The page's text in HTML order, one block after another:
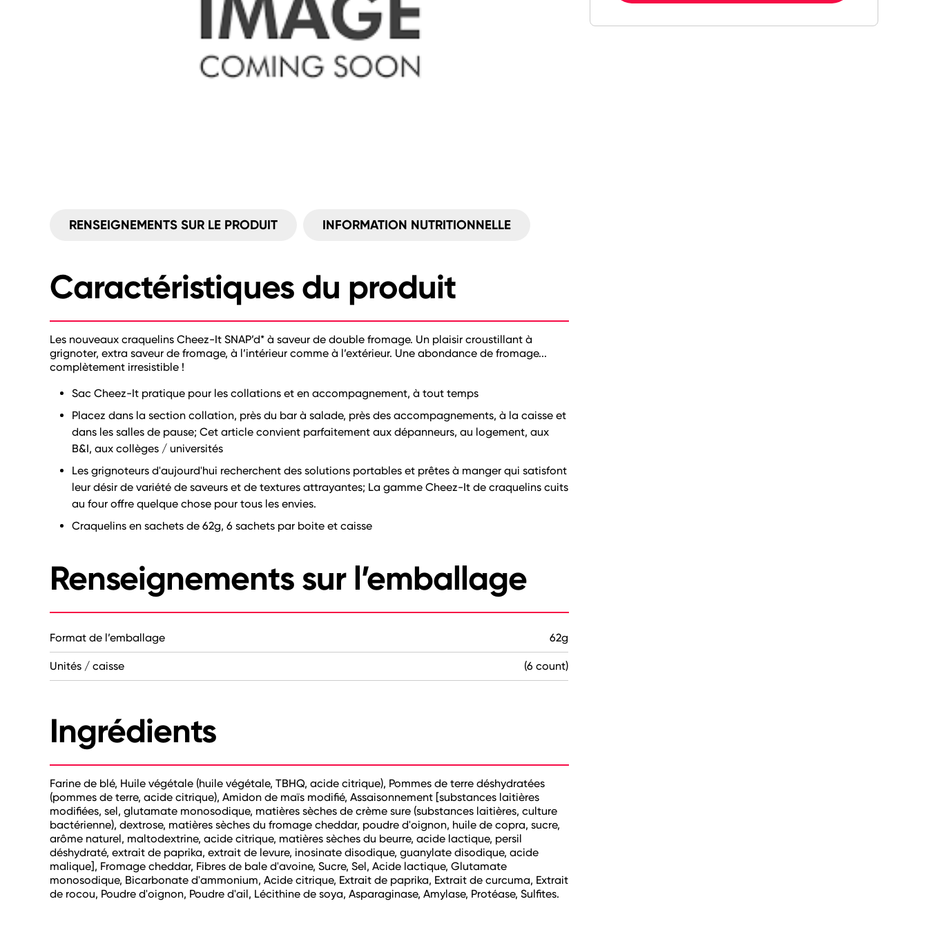
RENSEIGNEMENTS SUR LE PRODUIT INFORMATION NUTRITIONNELLE
Caractéristiques du produit
Les nouveaux craquelins Cheez-It SNAP’d* à saveur de double fromage. Un plaisir croustillant à
grignoter, extra saveur de fromage, à l’intérieur comme à l’extérieur. Une abondance de fromage...
complètement irresistible !
Sac Cheez-It pratique pour les collations et en accompagnement, à tout temps
Placez dans la section collation, près du bar à salade, près des accompagnements, à la caisse et
dans les salles de pause; Cet article convient parfaitement aux dépanneurs, au logement, aux
B&I, aux collèges / universités
Les grignoteurs d'aujourd'hui recherchent des solutions portables et prêtes à manger qui satisfont
leur désir de variété de saveurs et de textures attrayantes; La gamme Cheez-It de craquelins cuits
au four offre quelque chose pour tous les envies.
Craquelins en sachets de 62g, 6 sachets par boite et caisse
Renseignements sur l’emballage
Format de l’emballage 62g
Unités / caisse (6 count)
Ingrédients
Farine de blé, Huile végétale (huile végétale, TBHQ, acide citrique), Pommes de terre déshydratées
(pommes de terre, acide citrique), Amidon de maïs modifié, Assaisonnement [substances laitières
modifiées, sel, glutamate monosodique, matières sèches de crème sure (substances laitières, culture
bactérienne), dextrose, matières sèches du fromage cheddar, poudre d'oignon, huile de copra, sucre,
arôme naturel, maltodextrine, acide citrique, matières sèches du beurre, acide lactique, persil
déshydraté, extrait de paprika, extrait de levure, inosinate disodique, guanylate disodique, acide
malique], Fromage cheddar, Fibres de bale d'avoine, Sucre, Sel, Acide lactique, Glutamate
monosodique, Bicarbonate d'ammonium, Acide citrique, Extrait de paprika, Extrait de curcuma, Extrait
de rocou, Poudre d'oignon, Poudre d'ail, Lécithine de soya, Asparaginase, Amylase, Protéase, Sulfites.